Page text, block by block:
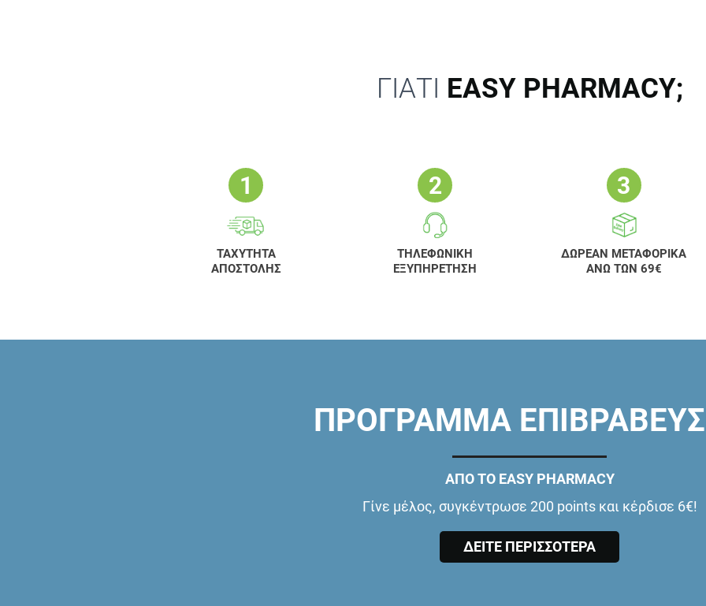
ΓΙΑΤΙ EASY PHARMACY;
ΤΑΧΥΤΗΤΑ
ΑΠΟΣΤΟΛΗΣ
ΤΗΛΕΦΩΝΙΚΗ
ΕΞΥΠΗΡΕΤΗΣΗ
ΔΩΡΕΑΝ ΜΕΤΑΦΟΡΙΚΑ
ΑΝΩ ΤΩΝ 69€
ΠΡΟΓΡΑΜΜΑ
ΑΠΟ ΤΟ EASY PHARMACY
Γίνε μέλος, συγκέντρωσε 200 points και κέρδισε 6€!
ΔΕΙΤΕ ΠΕΡΙΣΣΟΤΕΡΑ